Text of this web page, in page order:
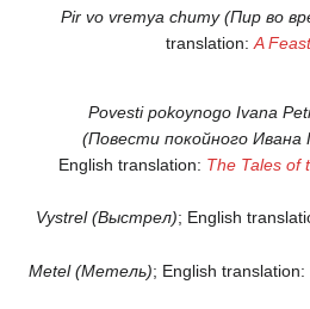
Pir vo vremya chumy (Пир во
translation:A
Povesti pokoynogo Ivana
(Повести покойного Ивана
English translation: The Tales of
Vystrel (Выстрел); English
Metel (Метель); English translation: